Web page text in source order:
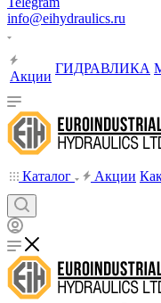
info@eihydraulics.ru
Акции
ГИДРАВЛИКА
Каталог Акции